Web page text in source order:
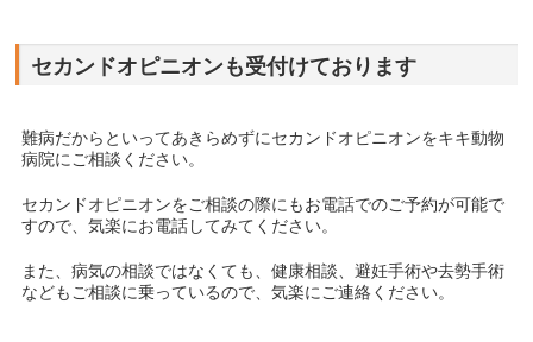
セカンドオピニオンも受付けております
難病だからといってあきらめずにセカンドオピニオンをキキ動物
病院にご相談ください。
セカンドオピニオンをご相談の際にもお電話でのご予約が可能で
すので、気楽にお電話してみてください。
また、病気の相談ではなくても、健康相談、避妊手術や去勢手術
などもご相談に乗っているので、気楽にご連絡ください。